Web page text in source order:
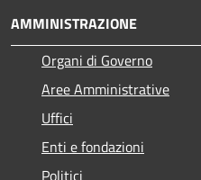
AMMINISTRAZIONE
Organi di Governo
Aree Amministrative
Uffici
Enti e fondazioni
Politici